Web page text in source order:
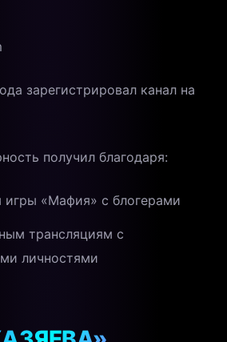
зарегистрировал канал на
получил благодаря:
«Мафия» с блогерами
трансляциям с
личностями